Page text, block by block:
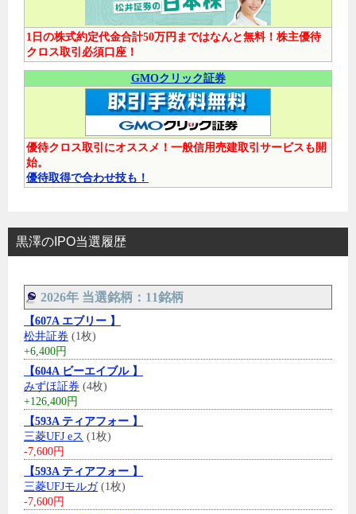
1日の株式約定代金合計50万円まではなんと無料！株主優待
クロス取引必須口座！
GMOクリック証券
優待クロス取引にオススメ！一般信用売建取引サービスも開
始。
優待取得で合わせ技も！
黒澤のIPO当選履歴
2026年 当選銘柄：11銘柄
【607A エブリー 】
松井証券 (1枚)
+6,400円
【604A ビーエイブル 】
みずほ証券 (4枚)
+126,400円
【593A ティアフォー 】
三菱UFJ eス (1枚)
-7,600円
【593A ティアフォー 】
三菱UFJモルガ(1枚)
-7,600円